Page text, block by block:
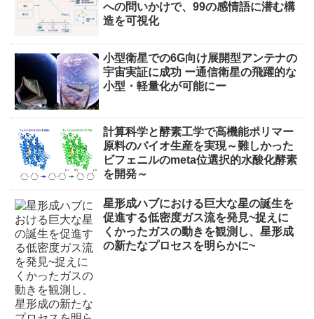
への問いかけで、99の感情語に潜む構
造を可視化
小型衛星での6G向け展開型アンテナの
宇宙実証に成功 ー通信衛星の飛躍的な
小型・軽量化が可能にー
計算科学と酵素工学で高機能ポリマー
原料のバイオ生産を実現～難しかった
ビフェニルのmeta位選択的水酸化酵素
を開発～
星形成ハブにおける巨大な星の誕生を
促進する低密度ガス流を発見~捉えに
くかったガスの動きを観測し、星形成
の新たなプロセスを明らかに~